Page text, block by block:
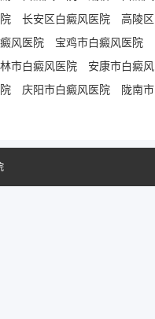
长安区白癜风医院
高陵区
风医院
宝鸡市白癜风医院
市白癜风医院
安康市白癜风
庆阳市白癜风医院
陇南市